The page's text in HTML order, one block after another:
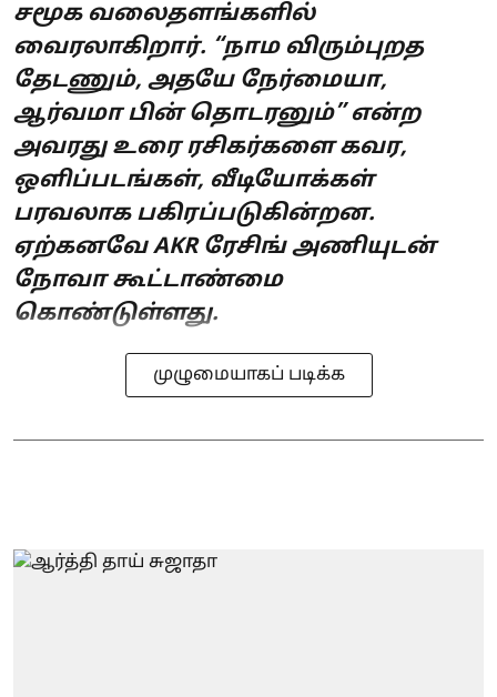
சமூக வலைதளங்களில்
வைரலாகிறார். “நாம விரும்புறத
தேடணும், அதயே நேர்மையா,
ஆர்வமா பின் தொடரனும்” என்ற
அவரது உரை ரசிகர்களை கவர,
ஒளிப்படங்கள், வீடியோக்கள்
பரவலாக பகிரப்படுகின்றன.
ஏற்கனவே AKR ரேசிங் அணியுடன்
நோவா கூட்டாண்மை
கொண்டுள்ளது.
முழுமையாகப் படிக்க